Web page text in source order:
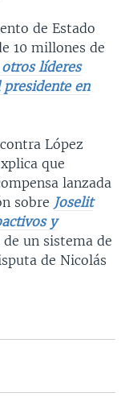
de Estado
10 millones de
líderes
en
López
que
lanzada
sobre Joselit
y
un sistema de
de Nicolás